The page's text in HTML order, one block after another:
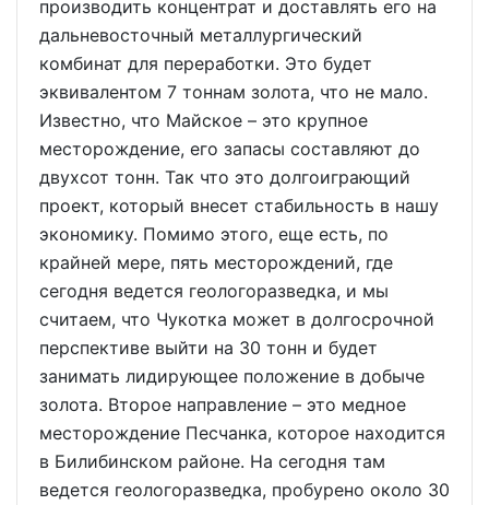
производить концентрат и доставлять его на
дальневосточный металлургический
комбинат для переработки. Это будет
эквивалентом 7 тоннам золота, что не мало.
Известно, что Майское – это крупное
месторождение, его запасы составляют до
двухсот тонн. Так что это долгоиграющий
проект, который внесет стабильность в нашу
экономику. Помимо этого, еще есть, по
крайней мере, пять месторождений, где
сегодня ведется геологоразведка, и мы
считаем, что Чукотка может в долгосрочной
перспективе выйти на 30 тонн и будет
занимать лидирующее положение в добыче
золота. Второе направление – это медное
месторождение Песчанка, которое находится
в Билибинском районе. На сегодня там
ведется геологоразведка, пробурено около 30